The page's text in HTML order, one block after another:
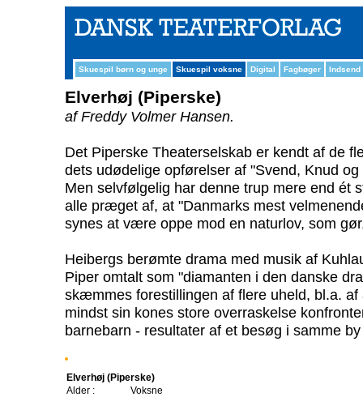
Skuespil børn og unge Skuespil voksne Digital Fagbøger Indsend
Elverhøj (Piperske)
af Freddy Volmer Hansen.
Det Piperske Theaterselskab er kendt af de
dets udødelige opførelser af "Svend, Knud og
Men selvfølgelig har denne trup mere end ét
alle præget af, at "Danmarks mest
synes at være oppe mod en naturlov, som
Heibergs berømte drama med musik af
Piper omtalt som "diamanten i den danske
skæmmes forestillingen af flere uheld, bl.a.
mindst sin kones store overraskelse
barnebarn - resultater af et besøg i samme
Elverhøj (Piperske)
Alder :
Voksne